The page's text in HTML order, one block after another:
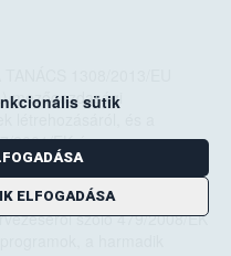
1308/2013/EU
mezőgazdasági
2001/EK és az
kívül helyezéséről
hozott 555/2008/EK
szóló 479/2008/EK
sütik
ELFOGADÁSA